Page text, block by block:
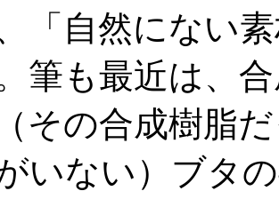
「自然にない
筆も最近は、
その合成樹脂
いない）ブタ